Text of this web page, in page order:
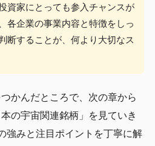
資家にとっても参入チャンスが
各企業の事業内容と特徴をしっ
断することが、何より大切なス
かんだところで、次の章から
の宇宙関連銘柄」を見ていき
強みと注目ポイントを丁寧に解